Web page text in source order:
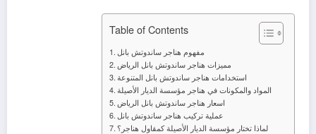
Table of Contents
مفهوم هناجر ساندوتش بانل
مميزات هناجر ساندوتش بانل الرياض
استخدامات هناجر ساندوتش بانل المتنوعة
المواد والمكونات في هناجر مؤسسة الديار الأصيلة
اسعار هناجر ساندوتش بانل الرياض
عملية تركيب هناجر ساندوتش بانل
لماذا تختار مؤسسة الديار الأصيلة كمقاول هناجر؟